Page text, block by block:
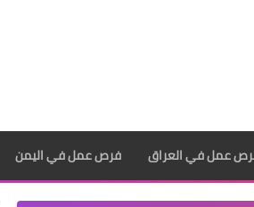
عمل في العراق فرص عمل في اليمن